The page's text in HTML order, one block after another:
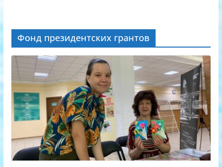
Фонд президентских грантов